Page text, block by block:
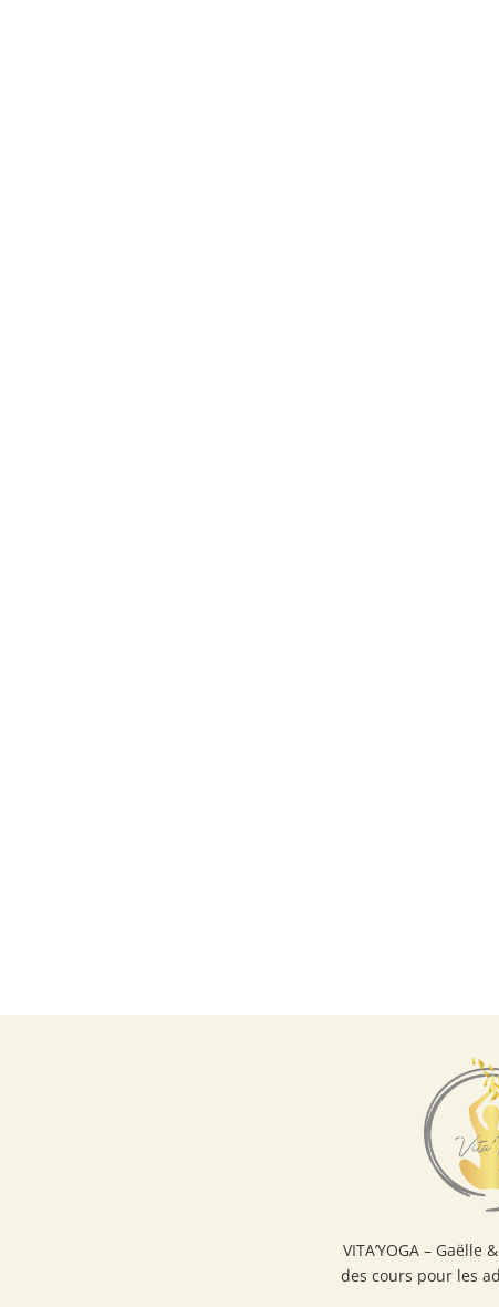
VITA’YOGA –
des cours pour les